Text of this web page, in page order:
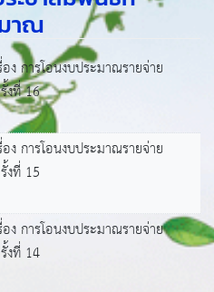
าณ
ง การโอนงบประมาณรายจ่าย
งที่ 16
ง การโอนงบประมาณรายจ่าย
งที่ 15
ง การโอนงบประมาณรายจ่าย
งที่ 14